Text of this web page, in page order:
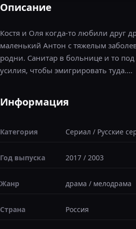
Описание
Костя и Оля когда-то любили друг
маленький Антон с тяжелым
родни. Санитар в больнице и то
усилия, чтобы эмигрировать туда....
Информация
Категория Сериал / Русские
Год выпуска 2017 / 2003
Жанр драма / мелодрама
Страна Россия